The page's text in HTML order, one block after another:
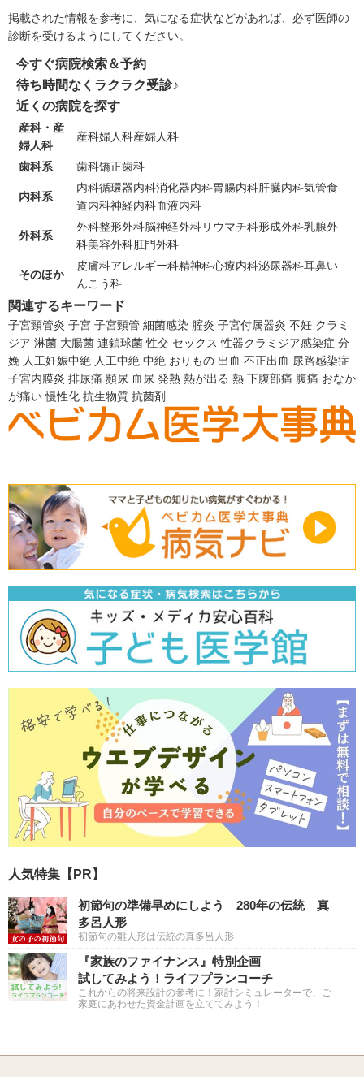
掲載された情報を参考に、気になる症状などがあれば、必ず医師の
診断を受けるようにしてください。
今すぐ病院検索＆予約
待ち時間なくラクラク受診♪
近くの病院を探す
産科・産
婦人科
産科婦人科産婦人科
歯科系 歯科矯正歯科
内科系
内科循環器内科消化器内科胃腸内科肝臓内科気管食
道内科神経内科血液内科
外科系
外科整形外科脳神経外科リウマチ科形成外科乳腺外
科美容外科肛門外科
そのほか
皮膚科アレルギー科精神科心療内科泌尿器科耳鼻い
んこう科
関連するキーワード
子宮頸管炎 子宮 子宮頸管 細菌感染 腟炎 子宮付属器炎 不妊 クラミ
ジア 淋菌 大腸菌 連鎖球菌 性交 セックス 性器クラミジア感染症 分
娩 人工妊娠中絶 人工中絶 中絶 おりもの 出血 不正出血 尿路感染症
子宮内膜炎 排尿痛 頻尿 血尿 発熱 熱が出る 熱 下腹部痛 腹痛 おなか
が痛い 慢性化 抗生物質 抗菌剤
人気特集【PR】
初節句の準備早めにしよう 280年の伝統 真
多呂人形
初節句の雛人形は伝統の真多呂人形
『家族のファイナンス』特別企画
試してみよう！ライフプランコーチ
これからの将来設計の参考に！家計シミュレーターで、ご
家庭にあわせた資金計画を立ててみよう！